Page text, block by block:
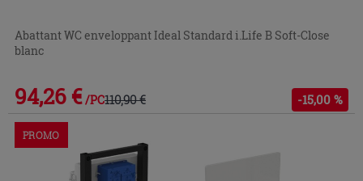
Abattant WC enveloppant Ideal Standard i.Life B Soft-Close
blanc
94,26 € /PC110,90 € -15,00 %
PROMO